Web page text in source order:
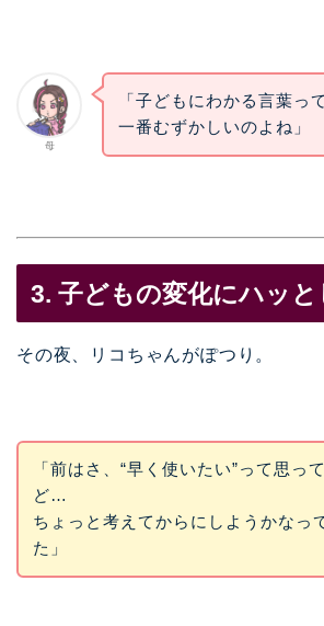
母
「子どもにわかる言葉って
一番むずかしいのよね」
3. 子どもの変化にハッと
その夜、リコちゃんがぽつり。
「前はさ、“早く使いたい”って思っ
ど…
ちょっと考えてからにしようかなっ
た」